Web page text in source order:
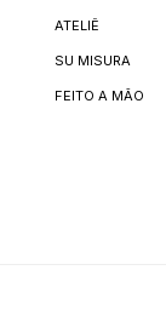
ATELIÊ
SU MISURA
FEITO A MÃO